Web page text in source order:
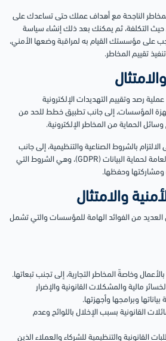
الناجحة مع أهداف عملك حتى تساعدك على
التكلفة، ثم يمكنك بعد ذلك إنشاء سياسة
على مؤسستك القيام به لمراقبة وضعها الأمني،
تقييم المخاطر.
رصد وتقييم التهديدات الإلكترونية
المؤسسات، إلى جانب تطبيق خطط للحد من
وسائل الحماية من المخاطر الإلكترونية.
بالشروط الصناعية والتنظيمية، إلى جانب
الشروط القانونية مثل اللائحة العامة لحماية البيانات (GDPR)، وهي الشروط التي
ومشاركتها وحفظها.
والامتثال
العديد من الفوائد الهامة للمؤسسات والتي تشمل
وخاصةً المخاطر التجارية، إلى تجنب تبعاتها.
مالية والمشكلات القانونية والإضرار
وبرامجها وأجهزتها.
القانونية بسبب الإخلال باللوائح وعدم
القانونية والتنظيمية للشركاء والعملاء الذين